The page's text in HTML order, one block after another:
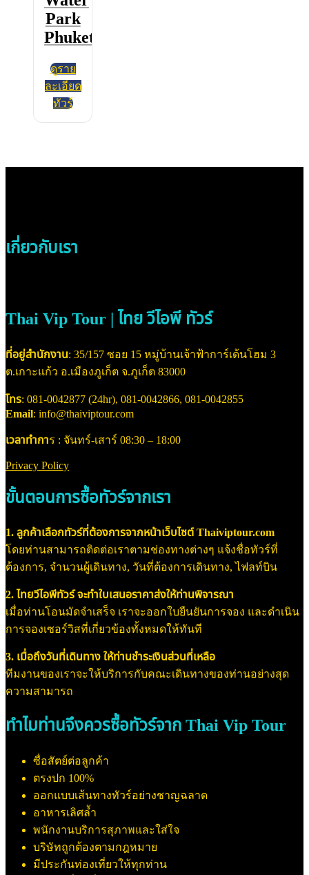
Park
Phuket
ดูราย
ละเอียด
ทัวร์
เกี่ยวกับเรา
Thai Vip Tour | ไทย วีไอพี ทัวร์
ที่อยู่สำนักงาน: 35/157 ซอย 15 หมู่บ้านเจ้าฟ้าการ์เด้นโฮม 3
ต.เกาะแก้ว อ.เมืองภูเก็ต จ.ภูเก็ต 83000
โทร: 081-0042877 (24hr), 081-0042866, 081-0042855
Email: info@thaiviptour.com
เวลาทำการ : จันทร์-เสาร์ 08:30 – 18:00
Privacy Policy
ขั้นตอนการซื้อทัวร์จากเรา
1. ลูกค้าเลือกทัวร์ที่ต้องการจากหน้าเว็บไซต์ Thaiviptour.com
โดยท่านสามารถติดต่อเราตามช่องทางต่างๆ แจ้งชื่อทัวร์ที่
ต้องการ, จำนวนผู้เดินทาง, วันที่ต้องการเดินทาง, ไฟลท์บิน
2. ไทยวีไอพีทัวร์ จะทำใบเสนอราคาส่งให้ท่านพิจารณา
เมื่อท่านโอนมัดจำเสร็จ เราจะออกใบยืนยันการจอง และดำเนิน
การจองเซอร์วิสที่เกี่ยวข้องทั้งหมดให้ทันที
3. เมื่อถึงวันที่เดินทาง ให้ท่านชำระเงินส่วนที่เหลือ
ทีมงานของเราจะให้บริการกับคณะเดินทางของท่านอย่างสุด
ความสามารถ
ทำไมท่านจึงควรซื้อทัวร์จาก Thai Vip Tour
ซื่อสัตย์ต่อลูกค้า
ตรงปก 100%
ออกแบบเส้นทางทัวร์อย่างชาญฉลาด
อาหารเลิศล้ำ
พนักงานบริการสุภาพและใส่ใจ
บริษัทถูกต้องตามกฎหมาย
มีประกันท่องเที่ยวให้ทุกท่าน